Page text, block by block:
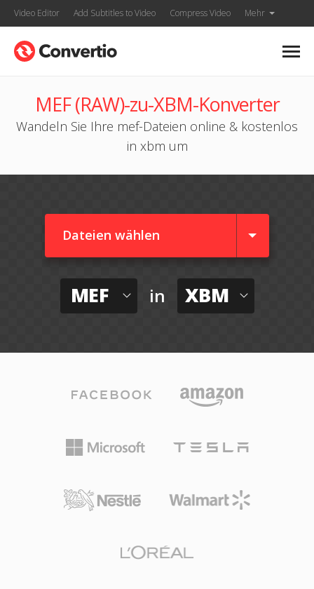
Video Editor Add Subtitles to Video Compress Video Mehr
MEF (RAW)-zu-XBM-Konverter
Wandeln Sie Ihre mef-Dateien online & kostenlos
in xbm um
Dateien wählen
MEF in XBM